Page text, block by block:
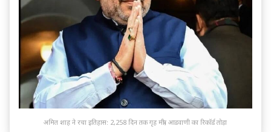
अमित शाह ने रचा इतिहास: 2,258 दिन तक गृह मंत्री, आडवाणी का रिकॉर्ड तोड़ा